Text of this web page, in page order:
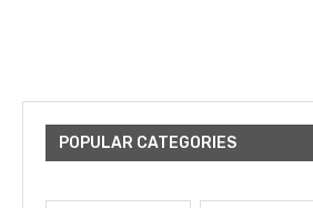
POPULAR CATEGORIES